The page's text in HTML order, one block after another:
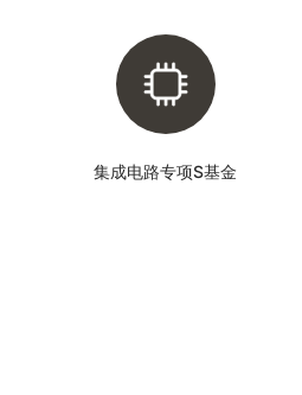
集成电路专项S基金